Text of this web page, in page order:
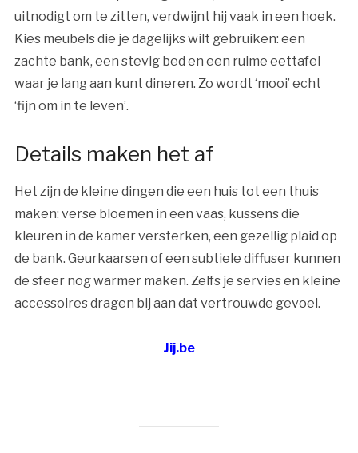
uitnodigt om te zitten, verdwijnt hij vaak in een hoek.
Kies meubels die je dagelijks wilt gebruiken: een
zachte bank, een stevig bed en een ruime eettafel
waar je lang aan kunt dineren. Zo wordt ‘mooi’ echt
‘fijn om in te leven’.
Details maken het af
Het zijn de kleine dingen die een huis tot een thuis
maken: verse bloemen in een vaas, kussens die
kleuren in de kamer versterken, een gezellig plaid op
de bank. Geurkaarsen of een subtiele diffuser kunnen
de sfeer nog warmer maken. Zelfs je servies en kleine
accessoires dragen bij aan dat vertrouwde gevoel.
Jij.be